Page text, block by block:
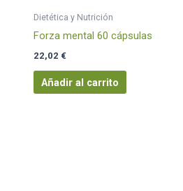
Dietética y Nutrición
Forza mental 60 cápsulas
22,02 €
Añadir al carrito